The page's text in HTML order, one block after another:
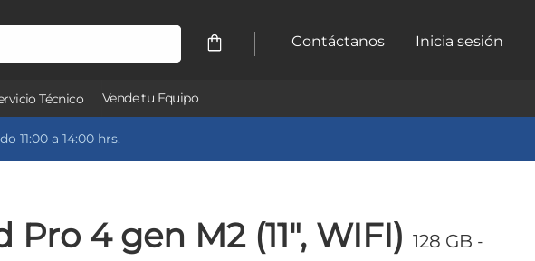
Contáctanos Inicia sesión
Técnico Vende tu Equipo
11:00 a 14:00 hrs.
Pro 4 gen M2 (11", WIFI)128 GB -